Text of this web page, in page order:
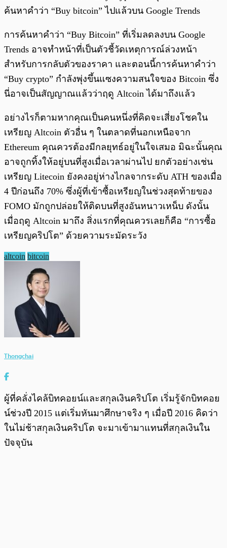
ค้นหาคำว่า “Buy bitcoin” ไปแล้วบน Google Trends
การค้นหาคำว่า “Buy Bitcoin” ที่เริ่มลดลงบน Google
Trends อาจทำหน้าที่เป็นตัวชี้วัดเหตุการณ์ล่วงหน้า
สำหรับการกลับตัวของราคา และตอนนี้การค้นหาคำว่า
“Buy crypto” กำลังพุ่งขึ้นแซงความสนใจของ Bitcoin ซึ่ง
นี่อาจเป็นสัญญาณแล้วว่าฤดู Altcoin ได้มาถึงแล้ว
อย่างไรก็ตามหากคุณเป็นคนหนึ่งที่คิดจะเสี่ยงโชคใน
เหรียญ Altcoin ตัวอื่น ๆ ในตลาดที่นอกเหนือจาก
Ethereum คุณควรต้องมีกลยุทธ์อยู่ในใจเสมอ มิฉะนั้นคุณ
อาจถูกทิ้งให้อยู่บนที่สูงเมื่อเวลาผ่านไป ยกตัวอย่างเช่น
เหรียญ Litecoin ยังคงอยู่ห่างไกลจากระดับ ATH ของเมื่อ
4 ปีก่อนถึง 70% ซึ่งผู้ที่เข้าซื้อเหรียญในช่วงสุดท้ายของ
FOMO มักถูกปล่อยให้ติดบนที่สูงอันหนาวเหน็บ ดังนั้น
เมื่อฤดู Altcoin มาถึง สิ่งแรกที่คุณควรเลยก็คือ “การซื้อ
เหรียญคริปโต” ด้วยความระมัดระวัง
altcoin bitcoin
Thongchai
ผู้ที่คลั่งไคล้บิทคอยน์และสกุลเงินคริปโต เริ่มรู้จักบิทคอย
น์ช่วงปี 2015 แต่เริ่มหันมาศึกษาจริง ๆ เมื่อปี 2016 คิดว่า
ในไม่ช้าสกุลเงินคริปโต จะมาเข้ามาแทนที่สกุลเงินใน
ปัจจุบัน